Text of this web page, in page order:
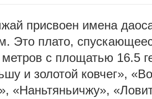
присвоен имена
Это плато,
метров с площатью 16.5
и золотой ковчег»,
«Наньтяньичжу»,